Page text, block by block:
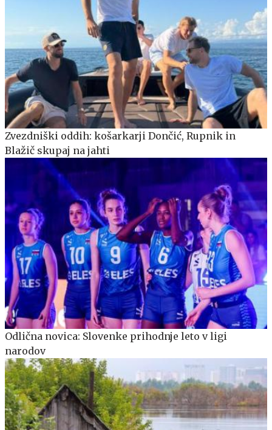
Zvezdniški oddih: košarkarji Dončić, Rupnik in
Blažič skupaj na jahti
Odlična novica: Slovenke prihodnje leto v ligi
narodov